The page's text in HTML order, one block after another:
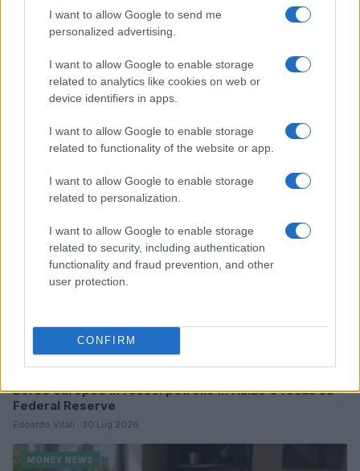
I want to allow Google to send me
personalized advertising.
I want to allow Google to enable storage
related to analytics like cookies on web or
device identifiers in apps.
I want to allow Google to enable storage
related to functionality of the website or app.
I want to allow Google to enable storage
related to personalization.
I want to allow Google to enable storage
related to security, including authentication
functionality and fraud prevention, and other
user protection.
CONFIRM
Continua a leggere
Borse europee in rosso: petrolio in rialzo e focus su
Federal Reserve
Edoardo Vitali · 30 Lug 2026
MONEY NEWS